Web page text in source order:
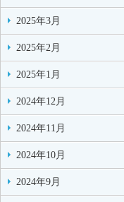
2025年3月
2025年2月
2025年1月
2024年12月
2024年11月
2024年10月
2024年9月